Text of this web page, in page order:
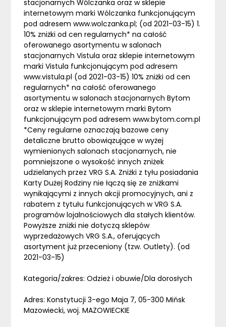
stacjonarnych Wólczanka oraz w sklepie
internetowym marki Wólczanka funkcjonującym
pod adresem www.wolczanka.pl; (od 2021-03-15) 1.
10% zniżki od cen regularnych* na całość
oferowanego asortymentu w salonach
stacjonarnych Vistula oraz sklepie internetowym
marki Vistula funkcjonującym pod adresem
www.vistula.pl (od 2021-03-15) 10% zniżki od cen
regularnych* na całość oferowanego
asortymentu w salonach stacjonarnych Bytom
oraz w sklepie internetowym marki Bytom
funkcjonującym pod adresem www.bytom.com.pl
*Ceny regularne oznaczają bazowe ceny
detaliczne brutto obowiązujące w wyżej
wymienionych salonach stacjonarnych, nie
pomniejszone o wysokość innych zniżek
udzielanych przez VRG S.A. Zniżki z tyłu posiadania
Karty Dużej Rodziny nie łączą się ze zniżkami
wynikającymi z innych akcji promocyjnych, ani z
rabatem z tytułu funkcjonujących w VRG S.A.
programów lojalnościowych dla stałych klientów.
Powyższe zniżki nie dotyczą sklepów
wyprzedażowych VRG S.A., oferujących
asortyment już przeceniony (tzw. Outlety). (od
2021-03-15)
Kategoria/zakres: Odzież i obuwie/Dla dorosłych
Adres: Konstytucji 3-ego Maja 7, 05-300 Mińsk
Mazowiecki, woj. MAZOWIECKIE